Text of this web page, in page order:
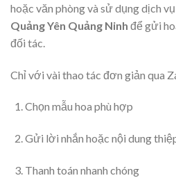
hoặc văn phòng và sử dụng dịch vụ
Quảng Yên Quảng Ninh để gửi
đối tác.
Chỉ với vài thao tác đơn giản qua
Chọn mẫu hoa phù hợp
Gửi lời nhắn hoặc nội dung
Thanh toán nhanh chóng